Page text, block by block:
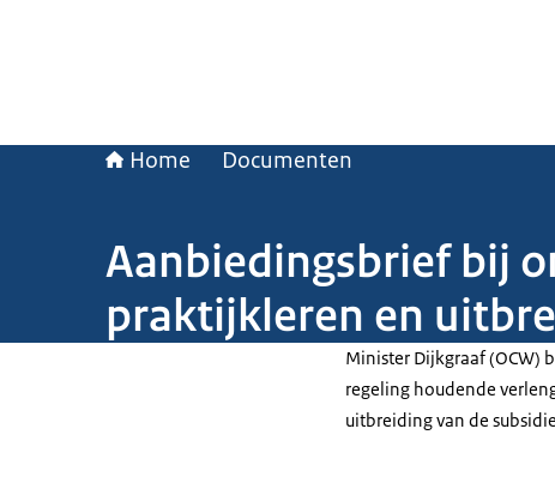
Home Documenten
Aanbiedingsbrief bij
praktijkleren en
Minister Dijkgraaf (OCW)
regeling houdende
uitbreiding van de